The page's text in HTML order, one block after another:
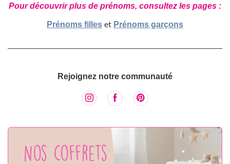
Pour découvrir plus de prénoms, consultez les pages :
Prénoms filles et Prénoms garçons
Rejoignez notre communauté
Nos coffrets